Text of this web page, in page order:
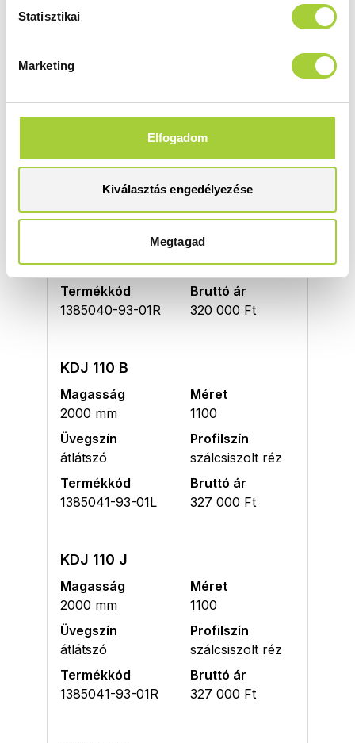
Statisztikai
Marketing
Elfogadom
Kiválasztás engedélyezése
Megtagad
Magasság
átlátszó
Termékkód
1385040-93-01L
Bruttó ár
320 000 Ft
2000 mm
1000
átlátszó
Profilszín
szálcsiszolt réz
Termékkód
1385040-93-01R
Bruttó ár
320 000 Ft
KDJ 110 B
Magasság
2000 mm
Méret
1100
Üvegszín
átlátszó
Profilszín
szálcsiszolt réz
Termékkód
1385041-93-01L
Bruttó ár
327 000 Ft
KDJ 110 J
Magasság
2000 mm
Méret
1100
Üvegszín
átlátszó
Profilszín
szálcsiszolt réz
Termékkód
1385041-93-01R
Bruttó ár
327 000 Ft